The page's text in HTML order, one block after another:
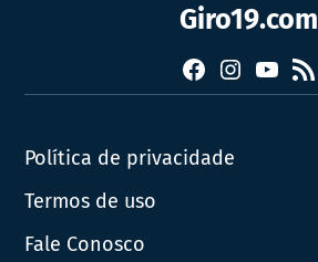
Giro19.com
FacebookInstagram
YouTube
RSS
Política de privacidade
Termos de uso
Fale Conosco